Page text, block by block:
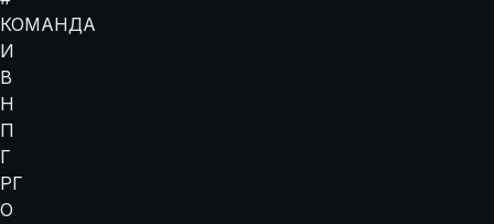
КОМАНДА
И
В
Н
П
Г
РГ
О